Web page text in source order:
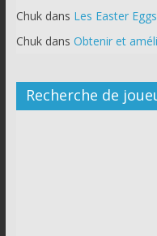
Chukdans Les Easter
Chukdans Obtenir et
Recherche de